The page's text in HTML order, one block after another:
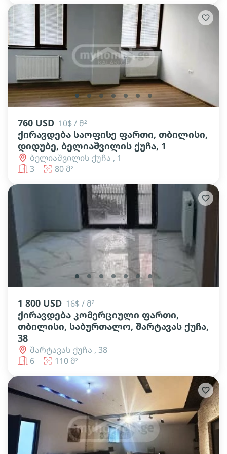
lens lens lens lens lens lens lens
760 USD 10$ / მ²
ქირავდება საოფისე ფართი, თბილისი,
დიდუბე, ბელიაშვილის ქუჩა, 1
ბელიაშვილის ქუჩა , 1
3
80 მ²
lens lens lens lens lens lens lens
1 800 USD 16$ / მ²
ქირავდება კომერციული ფართი,
თბილისი, საბურთალო, შარტავას ქუჩა,
38
შარტავას ქუჩა , 38
6
110 მ²